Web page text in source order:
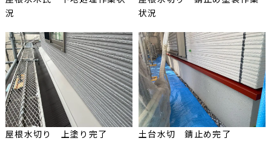
況
状況
屋根水切り 上塗り完了 土台水切 錆止め完了